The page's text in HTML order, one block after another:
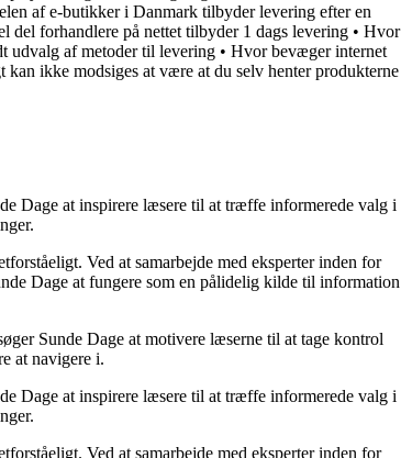
af e-butikker i Danmark tilbyder levering efter en
del forhandlere på nettet tilbyder 1 dags levering • Hvor
udvalg af metoder til levering • Hvor bevæger internet
ikke modsiges at være at du selv henter produkterne
Dage at inspirere læsere til at træffe informerede valg i
Ved at samarbejde med eksperter inden for
Dage at fungere som en pålidelig kilde til information
Sunde Dage at motivere læserne til at tage kontrol
at navigere i.
Dage at inspirere læsere til at træffe informerede valg i
Ved at samarbejde med eksperter inden for